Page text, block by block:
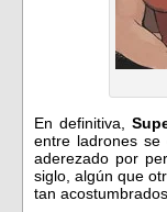
En definitiva,
entre ladrones
aderezado por
siglo, algún que
tan acostumbrados